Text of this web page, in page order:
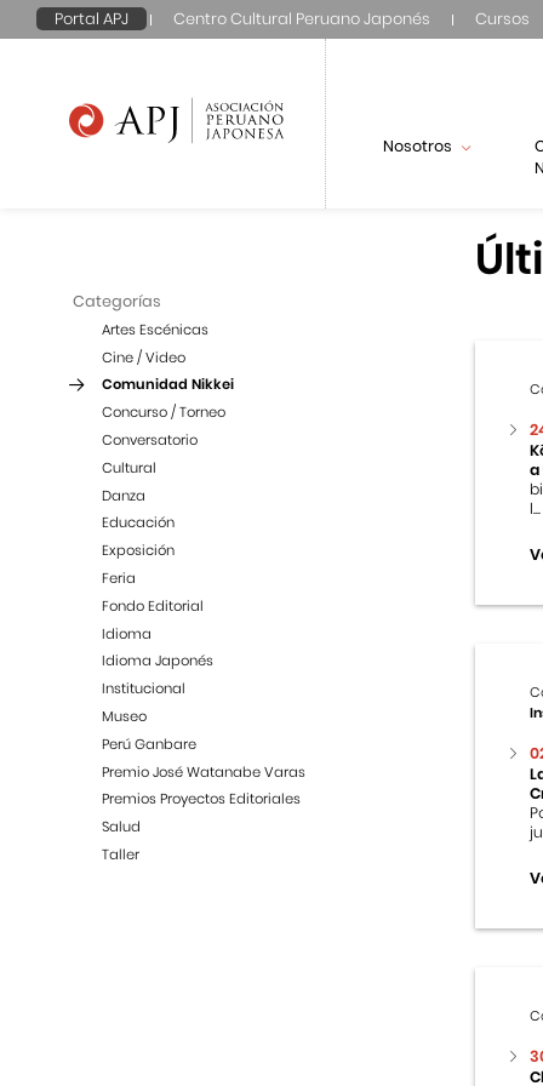
Portal APJ Centro Cultural Peruano Japonés Cursos
Nosotros
Categorías
Artes Escénicas
Cine / Video
Comunidad Nikkei
Concurso / Torneo
Conversatorio
Cultural
Danza
Educación
Exposición
Feria
Fondo Editorial
Idioma
Idioma Japonés
Institucional
Museo
Perú Ganbare
Premio José Watanabe Varas
Premios Proyectos Editoriales
Salud
Taller
a
l...